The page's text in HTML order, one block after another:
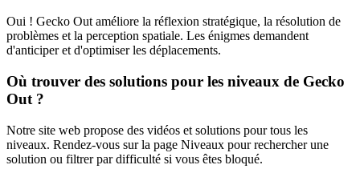
Oui ! Gecko Out améliore la réflexion stratégique, la résolution de
problèmes et la perception spatiale. Les énigmes demandent
d'anticiper et d'optimiser les déplacements.
Où trouver des solutions pour les niveaux de Gecko
Out ?
Notre site web propose des vidéos et solutions pour tous les
niveaux. Rendez-vous sur la page Niveaux pour rechercher une
solution ou filtrer par difficulté si vous êtes bloqué.